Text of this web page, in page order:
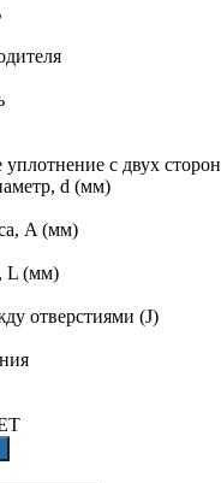
с двух сторон
d (мм)
A (мм)
L (мм)
отверстиями (J)